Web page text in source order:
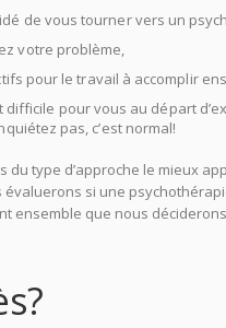
de vous tourner vers un
votre problème,
pour le travail à accomplir
difficile pour vous au départ
pas, c’est normal!
du type d’approche le mieux
si une
ensemble que nous